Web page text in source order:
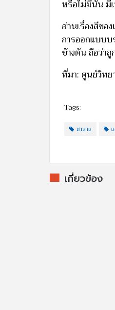
หรือไม่มีนั้น มี
ส่วนเรื่องสีขอ
การออกแบบบ
ข้างต้น ถือว่าถู
ที่มา: ศูนย์วิทย
Tags:
ฮาลาล
เกี่ยวข้อง